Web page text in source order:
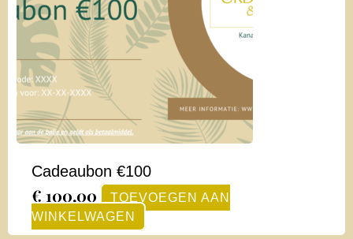
Cadeaubon €100
€ 100,00
TOEVOEGEN AAN
WINKELWAGEN